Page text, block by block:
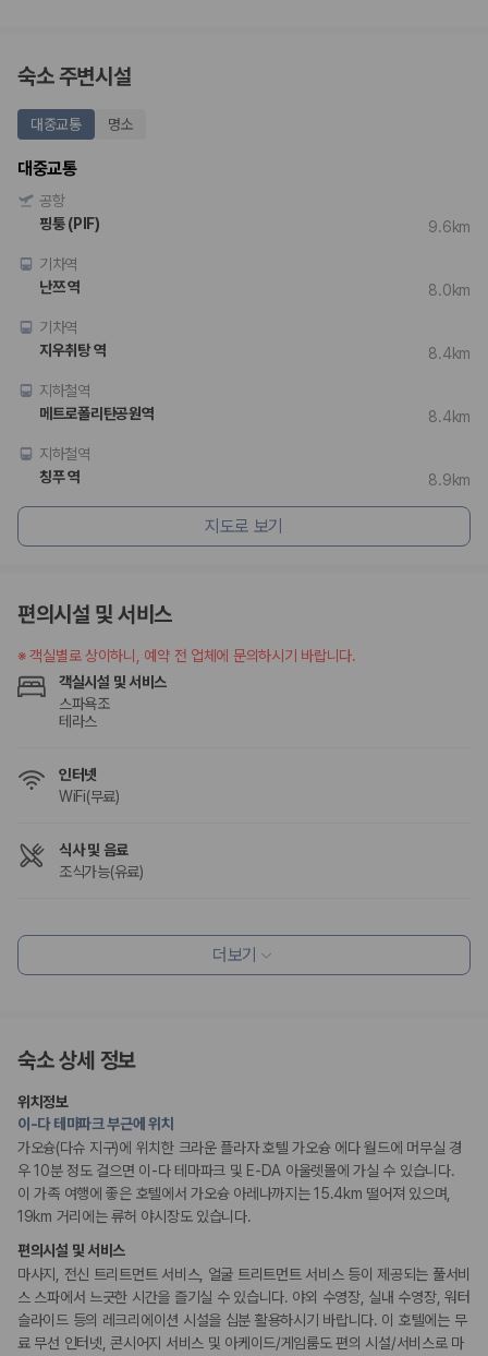
건을 함께 확인할 수 있도록 돕습니다.
일반자차:
완전자차: 보상 한도 내에서 면책금 부담이 줄어드는 보험 조건입니
슈퍼자차:
2000만 고객이 선택한 렌트카 가격비교 플랫폼
카모아는 제주렌트카부터 국내·해외 렌트카까지 비교할 수 있는 렌트카 가
격비교 플랫폼입니다.
누적 이용 고객수
20,871,562
175,206
예약 가능 차량
전국 렌트카 지점
1,829
제주렌트카 가격비교 자주 묻는 질문
보험 조건, 예약 가능 차량을 한 번에 비교할 수 있습니다.
Q. 제주 렌트카 최저가는 무엇을 기준으로 비교해야 하나요?
Q. 제주공항 근처 렌트카도 비교할 수 있나요?
Q. 제주 렌트카 가격비교 시 보험도 함께 비교할 수 있나요?
Q. 가족 여행에는 어떤 제주 렌트카를 비교해야 하나요?
제주도 렌트카 실시간 최저가 가격비교
제주 렌트카 예약
해외 렌트카 가격비교
카모아 사이트맵
숙소 주변시설
대중교통 명소
대중교통
공항
핑퉁 (PIF)
9.6km
기차역
난쯔 역
8.0km
기차역
지우취탕 역
8.4km
지하철역
메트로폴리탄공원역
8.4km
지하철역
칭푸 역
8.9km
지도로 보기
편의시설 및 서비스
※객실별로 상이하니, 예약 전 업체에 문의하시기 바랍니다.
객실시설 및 서비스
스파욕조
테라스
인터넷
WiFi(무료)
식사 및 음료
조식가능(유료)
리셉션 서비스
드라이클리닝/세탁서비스
콘시어지 서비스
포터/벨보이
웰빙 및 피트니스
피트니스/헬스시설
사우나/스파
액티비티
아케이드룸/오락실
골프시설
수영장
워터파크
더보기
숙소 상세 정보
위치정보
이-다 테마파크 부근에 위치
가오슝(다슈 지구)에 위치한 크라운 플라자 호텔 가오슝 에다 월드에 머무실 경
우 10분 정도 걸으면 이-다 테마파크 및 E-DA 아울렛몰에 가실 수 있습니다.
이 가족 여행에 좋은 호텔에서 가오슝 아레나까지는 15.4km 떨어져 있으며,
19km 거리에는 류허 야시장도 있습니다.
편의시설 및 서비스
마사지, 전신 트리트먼트 서비스, 얼굴 트리트먼트 서비스 등이 제공되는 풀서비
스 스파에서 느긋한 시간을 즐기실 수 있습니다. 야외 수영장, 실내 수영장, 워터
슬라이드 등의 레크리에이션 시설을 십분 활용하시기 바랍니다. 이 호텔에는 무
료 무선 인터넷, 콘시어지 서비스 및 아케이드/게임룸도 편의 시설/서비스로 마